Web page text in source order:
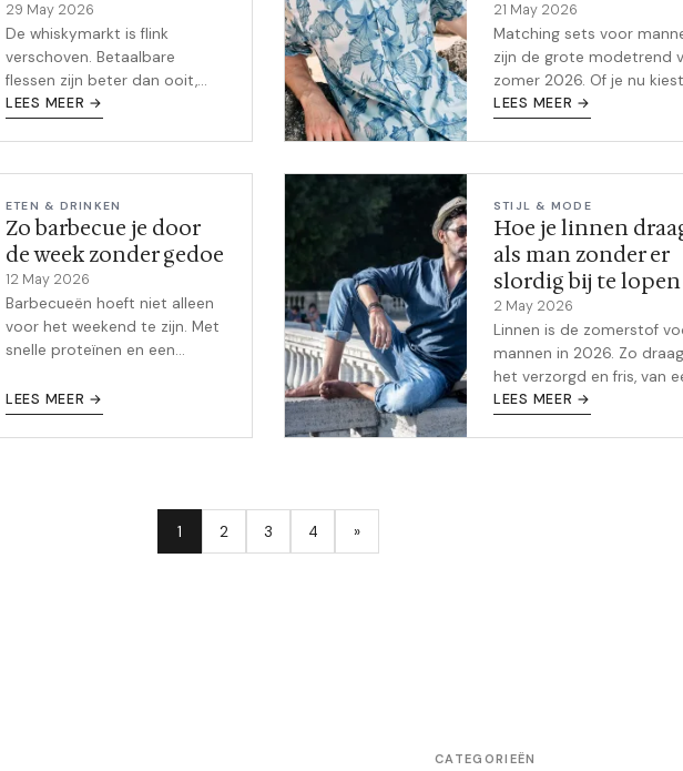
29 May 2026
De whiskymarkt is flink
verschoven. Betaalbare
flessen zijn beter dan ooit,
Ierse whisky maakt een stille
bekende namen leveren
wat je nu moet weten.
LEES MEER →
21 May 2026
Matching sets voor
zijn de grote modetrend
zomer 2026. Of je nu kiest
voor linnen, terry cloth of
combineert.
LEES MEER →
ETEN & DRINKEN
Zo barbecue je door
de week zonder gedoe
12 May 2026
Barbecueën hoeft niet alleen
voor het weekend te zijn. Met
snelle proteïnen en een
ervoor zet je ook
doordeweeks iets smakelijks
op tafel in minder dan 30
LEES MEER →
STIJL & MODE
Hoe je linnen
als man zonder er
slordig bij te lopen
2 May 2026
Linnen is de zomerstof
mannen in 2026. Zo
het verzorgd en fris, van
overhemd tot een
LEES MEER →
1 2 3 4 »
CATEGORIEËN